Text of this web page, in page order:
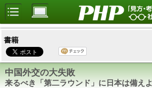
書籍
中国外交の大失敗
来るべき「第二ラウンド」に日本は備えよ